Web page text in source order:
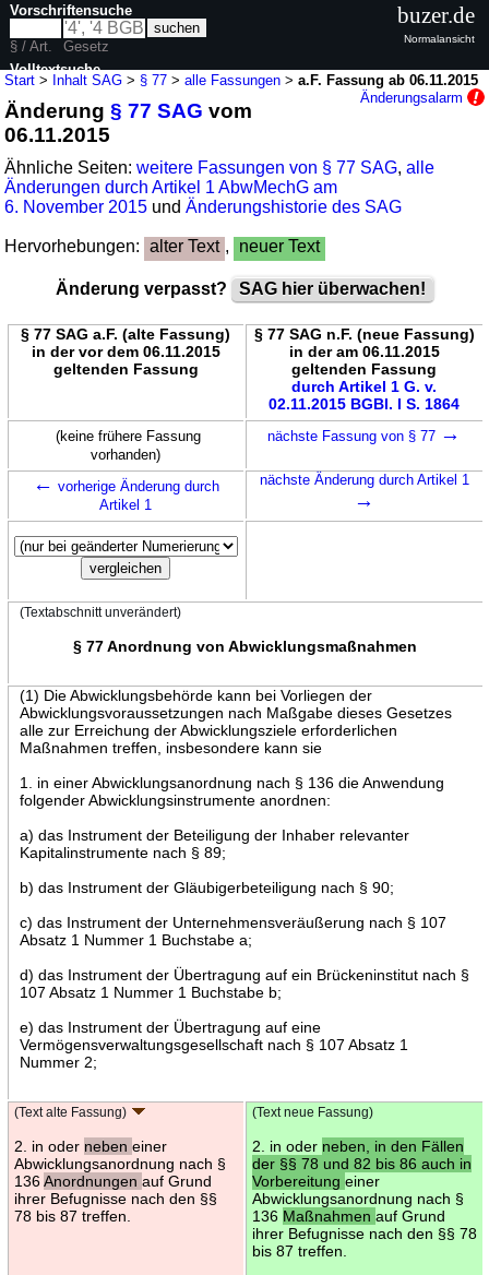
Start > Inhalt SAG > § 77 >alle Fassungen >a.F. Fassung ab 06.11.2015
Änderungsalarm
Änderung§ 77 SAG vom
06.11.2015
Ähnliche Seiten:weitere Fassungen von § 77 SAG,alle
Änderungen durch Artikel 1 AbwMechG am
6. November 2015 undÄnderungshistorie des SAG
Hervorhebungen: alter Text , neuer Text
Änderung verpasst? SAG hier überwachen!
§ 77 SAG a.F. (alte Fassung)
in der vor dem 06.11.2015
geltenden Fassung
§ 77 SAG n.F. (neue Fassung)
in der am 06.11.2015
geltenden Fassung
durch Artikel 1 G. v.
02.11.2015 BGBl. I S. 1864
(keine frühere Fassung
vorhanden)
nächste Fassung von § 77 →
← vorherige Änderung durch
Artikel 1
nächste Änderung durch Artikel 1
→
(Textabschnitt unverändert)
§ 77 Anordnung von Abwicklungsmaßnahmen
(1) Die Abwicklungsbehörde kann bei Vorliegen der
Abwicklungsvoraussetzungen nach Maßgabe dieses Gesetzes
alle zur Erreichung der Abwicklungsziele erforderlichen
Maßnahmen treffen, insbesondere kann sie
1. in einer Abwicklungsanordnung nach § 136 die Anwendung
folgender Abwicklungsinstrumente anordnen:
a) das Instrument der Beteiligung der Inhaber relevanter
Kapitalinstrumente nach § 89;
b) das Instrument der Gläubigerbeteiligung nach § 90;
c) das Instrument der Unternehmensveräußerung nach § 107
Absatz 1 Nummer 1 Buchstabe a;
d) das Instrument der Übertragung auf ein Brückeninstitut nach §
107 Absatz 1 Nummer 1 Buchstabe b;
e) das Instrument der Übertragung auf eine
Vermögensverwaltungsgesellschaft nach § 107 Absatz 1
Nummer 2;
(Text alte Fassung)
2. in oder neben einer
Abwicklungsanordnung nach §
136Anordnungen auf Grund
ihrer Befugnisse nach den §§
78 bis 87 treffen.
(Text neue Fassung)
2. in oder neben, in den Fällen
der §§ 78 und 82 bis 86 auch in
Vorbereitung einer
Abwicklungsanordnung nach §
136 Maßnahmen auf Grund
ihrer Befugnisse nach den §§ 78
bis 87 treffen.
Vorschriftensuche
§ / Art.
Gesetz
Volltextsuche
nur in SAG
buzer.de
Normalansicht